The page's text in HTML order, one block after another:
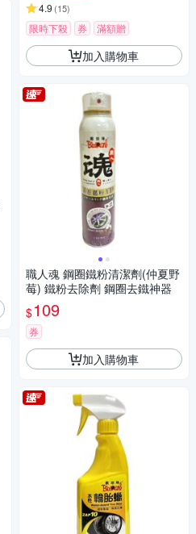
4.9 (15)
限時下殺 券 滿額贈
加入購物車
職人魂 鋼圈鐵粉清潔劑(仲夏野
莓) 鐵粉去除劑 鋼圈去鐵神器
$109
券
加入購物車